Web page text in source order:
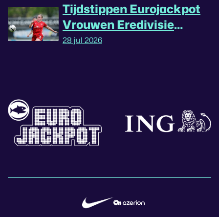
Tijdstippen Eurojackpot
Vrouwen Eredivisie
omgedraaid
28 jul 2026